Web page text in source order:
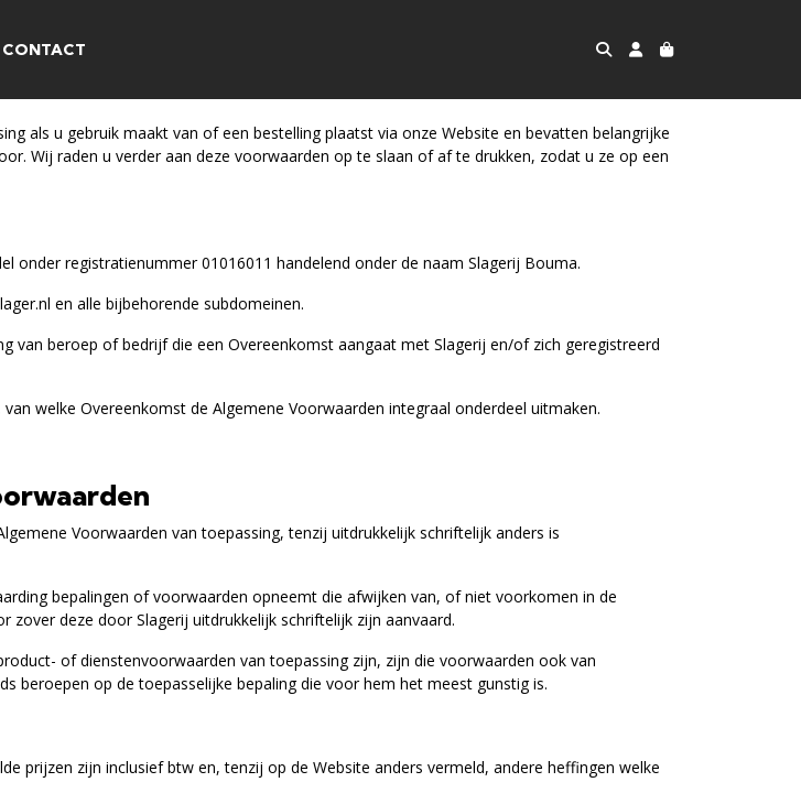
CONTACT
als u gebruik maakt van of een bestelling plaatst via onze Website en bevatten belangrijke
Wij raden u verder aan deze voorwaarden op te slaan of af te drukken, zodat u ze op een
onder registratienummer 01016011 handelend onder de naam Slagerij Bouma.
en alle bijbehorende subdomeinen.
van beroep of bedrijf die een Overeenkomst aangaat met Slagerij en/of zich geregistreerd
welke Overeenkomst de Algemene Voorwaarden integraal onderdeel uitmaken.
Voorwaarden van toepassing, tenzij uitdrukkelijk schriftelijk anders is
bepalingen of voorwaarden opneemt die afwijken van, of niet voorkomen in de
zover deze door Slagerij uitdrukkelijk schriftelijk zijn aanvaard.
of dienstenvoorwaarden van toepassing zijn, zijn die voorwaarden ook van
beroepen op de toepasselijke bepaling die voor hem het meest gunstig is.
prijzen zijn inclusief btw en, tenzij op de Website anders vermeld, andere heffingen welke